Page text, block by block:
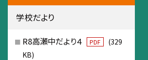
学校だより
R8高瀬中だより４ PDF
(329
KB)